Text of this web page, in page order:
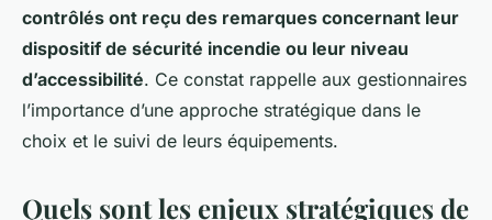
contrôlés ont reçu des remarques concernant leur
dispositif de sécurité incendie ou leur niveau
d’accessibilité. Ce constat rappelle aux gestionnaires
l’importance d’une approche stratégique dans le
choix et le suivi de leurs équipements.
Quels sont les enjeux stratégiques de